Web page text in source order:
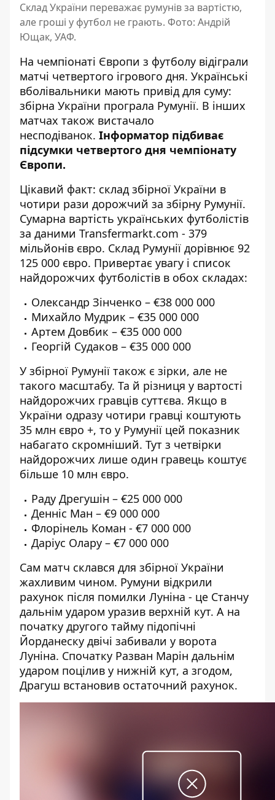
Склад України переважає румунів за вартістю,
але гроші у футбол не грають. Фото: Андрій
Ющак, УАФ.
На чемпіонаті Європи з футболу відіграли
матчі четвертого ігрового дня. Українські
вболівальники мають привід для суму:
збірна України програла Румунії. В інших
матчах також вистачало
несподіванок. Інформатор підбиває
підсумки четвертого дня чемпіонату
Європи.
Цікавий факт: склад збірної України в
чотири рази дорожчий за збірну Румунії.
Сумарна вартість українських футболістів
за даними Transfermarkt.com - 379
мільйонів євро. Склад Румунії дорівнює 92
125 000 євро. Привертає увагу і список
найдорожчих футболістів в обох складах:
Олександр Зінченко – €38 000 000
Михайло Мудрик – €35 000 000
Артем Довбик – €35 000 000
Георгій Судаков – €35 000 000
У збірної Румунії також є зірки, але не
такого масштабу. Та й різниця у вартості
найдорожчих гравців суттєва. Якщо в
України одразу чотири гравці коштують
35 млн євро +, то у Румунії цей показник
набагато скромніший. Тут з четвірки
найдорожчих лише один гравець коштує
більше 10 млн євро.
Раду Дрегушін – €25 000 000
Денніс Ман – €9 000 000
Флорінель Коман - €7 000 000
Даріус Олару – €7 000 000
Сам матч склався для збірної України
жахливим чином. Румуни відкрили
рахунок після помилки Луніна - це Станчу
дальнім ударом уразив верхній кут. А на
початку другого тайму підопічні
Йорданеску двічі забивали у ворота
Луніна. Спочатку Разван Марін дальнім
ударом поцілив у нижній кут, а згодом,
Драгуш встановив остаточний рахунок.